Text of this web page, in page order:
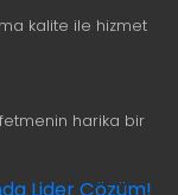
kalite ile hizmet
harika bir